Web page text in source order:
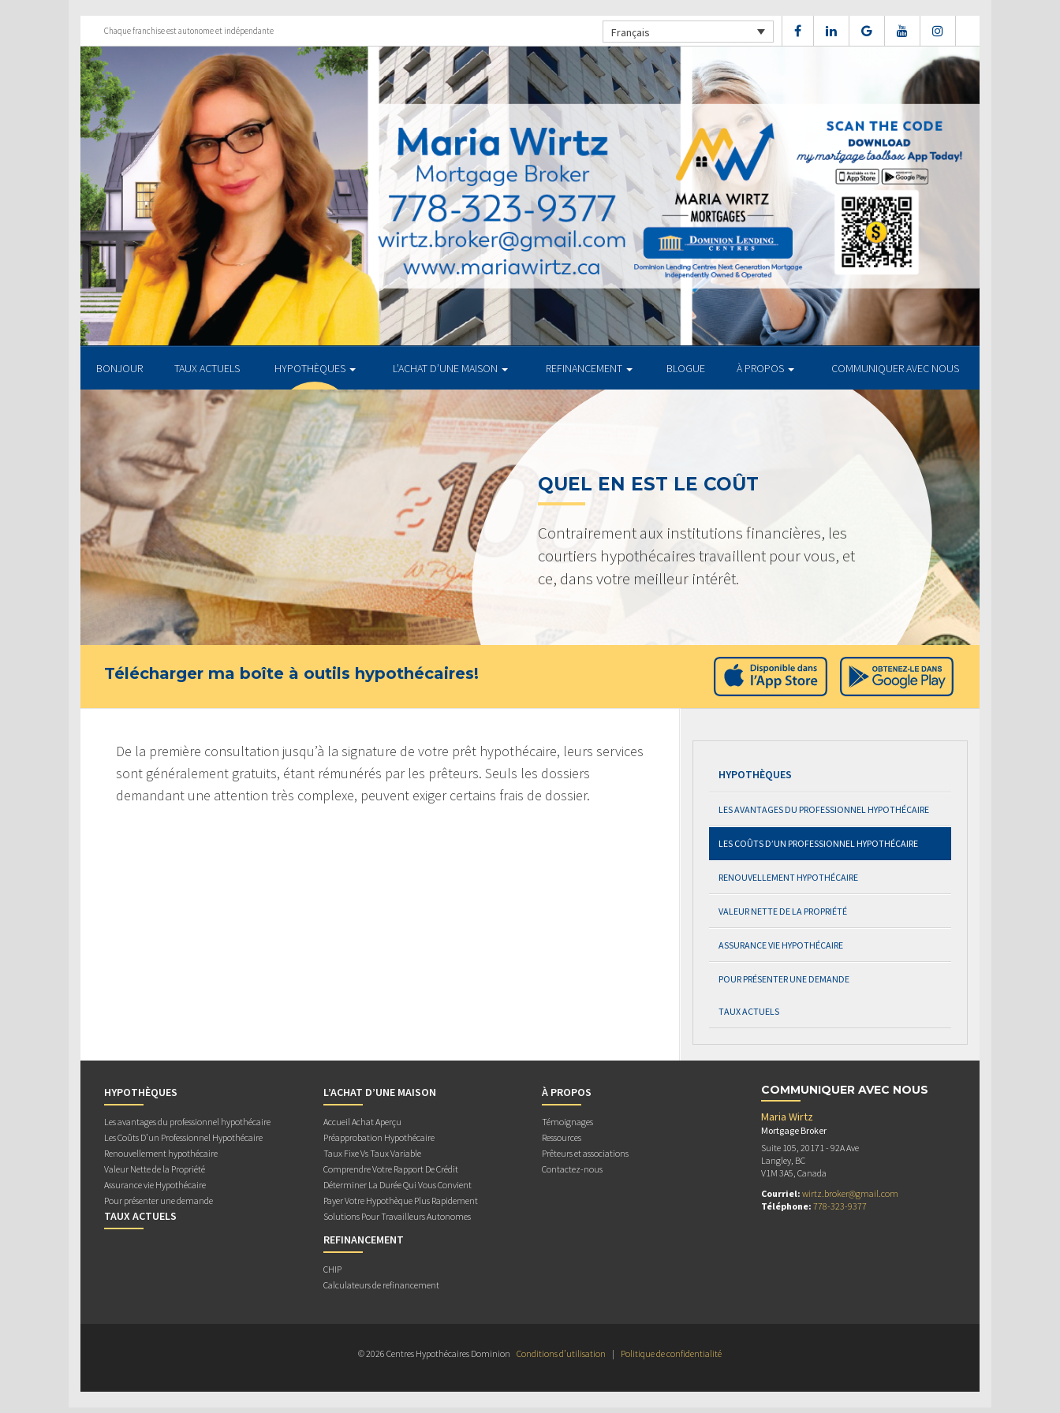
Chaque franchise est autonome et indépendante Français
BONJOUR TAUX ACTUELS HYPOTHÈQUES L’ACHAT D’UNE MAISON REFINANCEMENT BLOGUE À PROPOS COMMUNIQUER AVEC NOUS
QUEL EN EST LE COÛT
Contrairement aux institutions financières, les
courtiers hypothécaires travaillent pour vous, et
ce, dans votre meilleur intérêt.
Télécharger ma boîte à outils hypothécaires!
De la première consultation jusqu’à la signature de votre prêt hypothécaire, leurs services
sont généralement gratuits, étant rémunérés par les prêteurs. Seuls les dossiers
demandant une attention très complexe, peuvent exiger certains frais de dossier.
HYPOTHÈQUES
LES AVANTAGES DU PROFESSIONNEL HYPOTHÉCAIRE
LES COÛTS D’UN PROFESSIONNEL HYPOTHÉCAIRE
RENOUVELLEMENT HYPOTHÉCAIRE
VALEUR NETTE DE LA PROPRIÉTÉ
ASSURANCE VIE HYPOTHÉCAIRE
POUR PRÉSENTER UNE DEMANDE
TAUX ACTUELS
HYPOTHÈQUES
Les avantages du professionnel hypothécaire
Les Coûts D’un Professionnel Hypothécaire
Renouvellement hypothécaire
Valeur Nette de la Propriété
Assurance vie Hypothécaire
Pour présenter une demande
TAUX ACTUELS
L’ACHAT D’UNE MAISON
Accueil Achat Aperçu
Préapprobation Hypothécaire
Taux Fixe Vs Taux Variable
Comprendre Votre Rapport De Crédit
Déterminer La Durée Qui Vous Convient
Payer Votre Hypothèque Plus Rapidement
Solutions Pour Travailleurs Autonomes
REFINANCEMENT
CHIP
Calculateurs de refinancement
À PROPOS
Témoignages
Ressources
Prêteurs et associations
Contactez-nous
COMMUNIQUER AVEC NOUS
Maria Wirtz
Mortgage Broker
Suite 105, 20171 - 92A Ave
Langley, BC
V1M 3A5, Canada
Courriel: wirtz.broker@gmail.com
Téléphone: 778-323-9377
© 2026 Centres Hypothécaires Dominion Conditions d’utilisation | Politique de confidentialité